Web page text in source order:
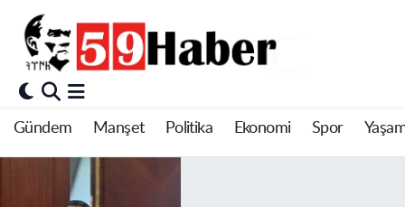
Gündem Manşet Politika Ekonomi Spor